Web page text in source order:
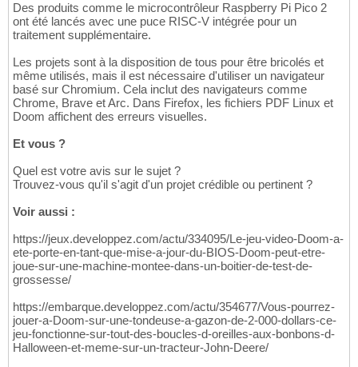
Des produits comme le microcontrôleur Raspberry Pi Pico 2
ont été lancés avec une puce RISC-V intégrée pour un
traitement supplémentaire.
Les projets sont à la disposition de tous pour être bricolés et
même utilisés, mais il est nécessaire d'utiliser un navigateur
basé sur Chromium. Cela inclut des navigateurs comme
Chrome, Brave et Arc. Dans Firefox, les fichiers PDF Linux et
Doom affichent des erreurs visuelles.
Et vous ?
Quel est votre avis sur le sujet ?
Trouvez-vous qu'il s'agit d'un projet crédible ou pertinent ?
Voir aussi :
https://jeux.developpez.com/actu/334095/Le-jeu-video-Doom-a-
ete-porte-en-tant-que-mise-a-jour-du-BIOS-Doom-peut-etre-
joue-sur-une-machine-montee-dans-un-boitier-de-test-de-
grossesse/
https://embarque.developpez.com/actu/354677/Vous-pourrez-
jouer-a-Doom-sur-une-tondeuse-a-gazon-de-2-000-dollars-ce-
jeu-fonctionne-sur-tout-des-boucles-d-oreilles-aux-bonbons-d-
Halloween-et-meme-sur-un-tracteur-John-Deere/